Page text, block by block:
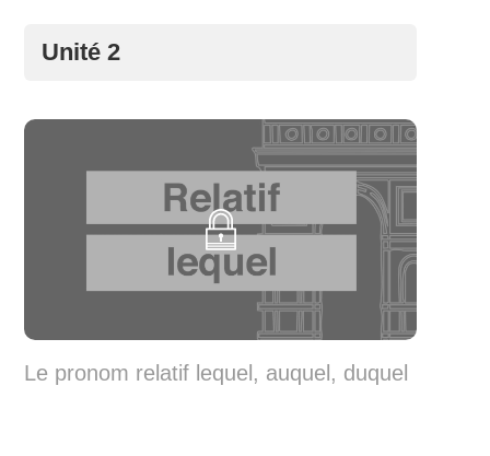
Unité 2
Le pronom relatif lequel, auquel, duquel